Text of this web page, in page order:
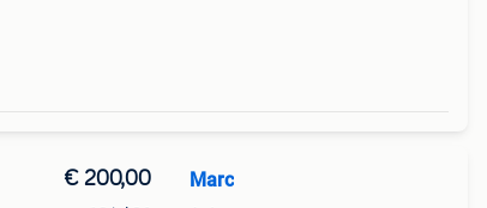
€ 200,00 Marc